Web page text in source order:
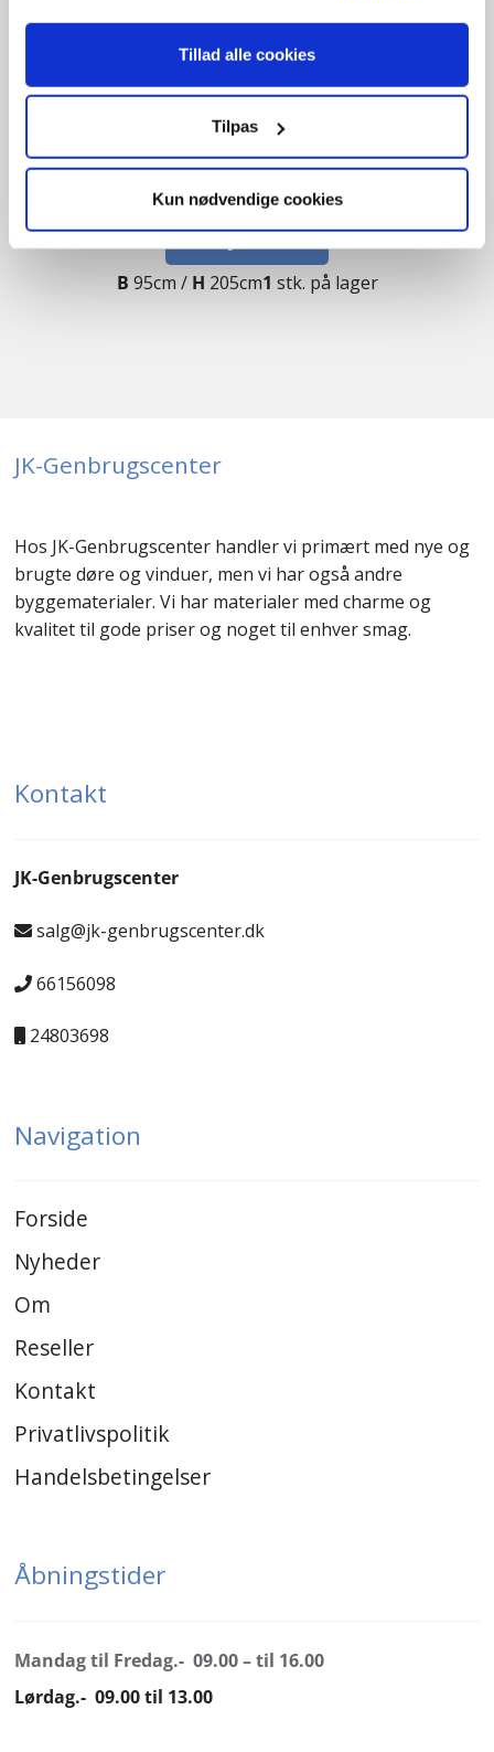
Tillad alle cookies
Tilpas
Kun nødvendige cookies
GENBRUG
Fyldningsdør
Tilføj til kurv
B 95cm / H 205cm1 stk. på lager
JK-Genbrugscenter
Hos JK-Genbrugscenter handler vi primært med nye og
brugte døre og vinduer, men vi har også andre
byggematerialer. Vi har materialer med charme og
kvalitet til gode priser og noget til enhver smag.
Kontakt
JK-Genbrugscenter
salg@jk-genbrugscenter.dk
66156098
24803698
Navigation
Forside
Nyheder
Om
Reseller
Kontakt
Privatlivspolitik
Handelsbetingelser
Åbningstider
Mandag til Fredag.- 09.00 – til 16.00
Lørdag.- 09.00 til 13.00